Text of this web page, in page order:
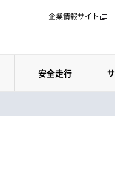
企業情報サイト
安全走行